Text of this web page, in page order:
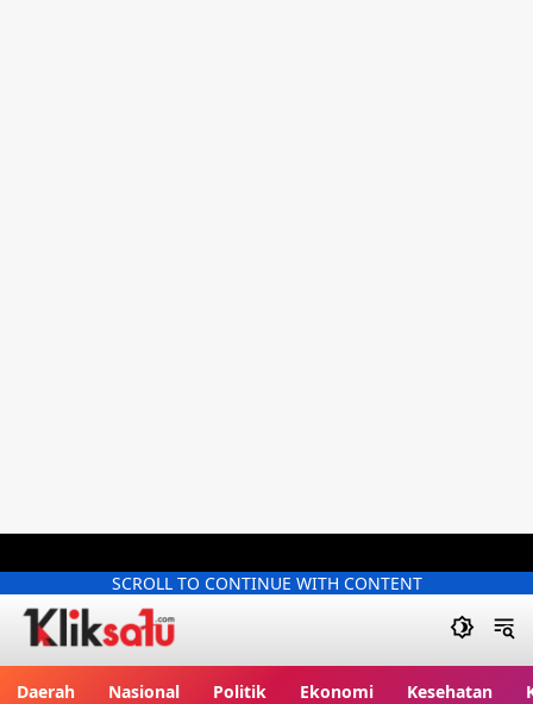
SCROLL TO CONTINUE WITH CONTENT
Daerah Nasional Politik Ekonomi Kesehatan